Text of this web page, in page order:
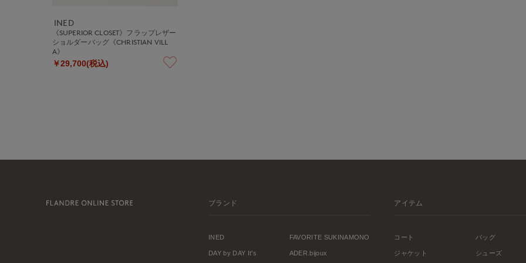
INED
《SUPERIOR CLOSET》フラップレザー
ショルダーバッグ《CHRISTIAN VILL
A》
￥29,700(税込)
ブランド
INED
DAY by DAY It's
FAVORITE SUKINAMONO
ADER.bijoux
アイテム
コート
ジャケット
バッグ
シューズ